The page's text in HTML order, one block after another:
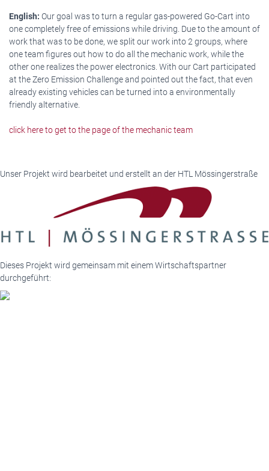
English: Our goal was to turn a regular gas-powered Go-Cart into
one completely free of emissions while driving. Due to the amount of
work that was to be done, we split our work into 2 groups, where
one team figures out how to do all the mechanic work, while the
other one realizes the power electronics. With our Cart participated
at the Zero Emission Challenge and pointed out the fact, that even
already existing vehicles can be turned into a environmentally
friendly alternative.
click here to get to the page of the mechanic team
Unser Projekt wird bearbeitet und erstellt an der HTL Mössingerstraße
Dieses Projekt wird gemeinsam mit einem Wirtschaftspartner
durchgeführt: